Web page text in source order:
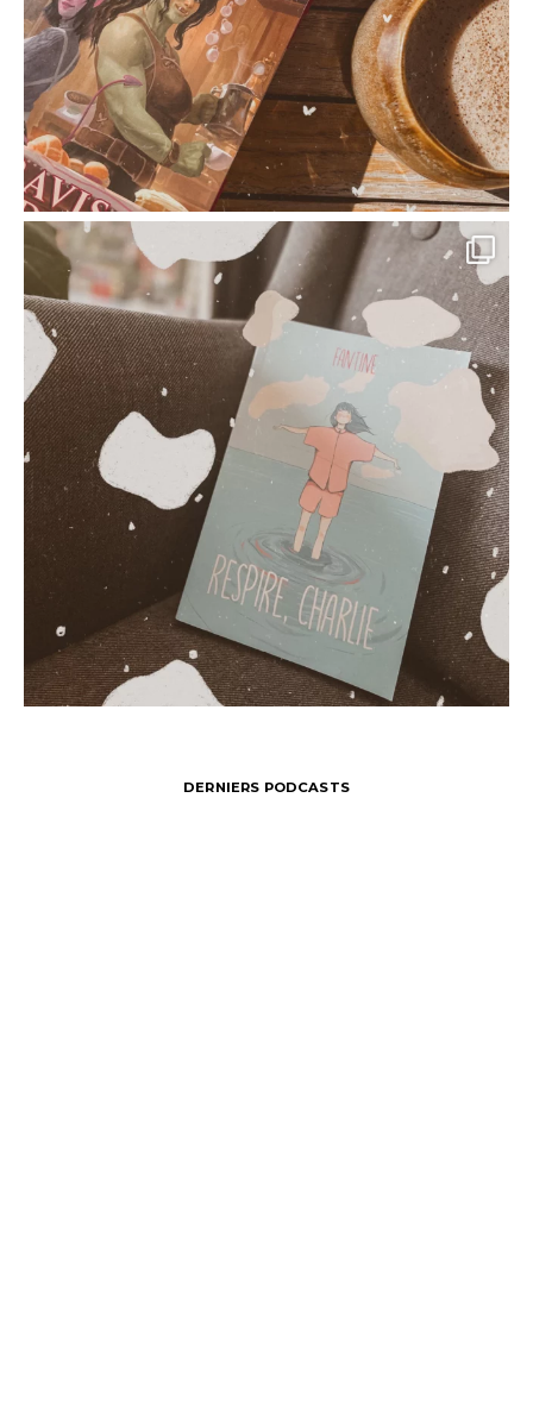
DERNIERS PODCASTS